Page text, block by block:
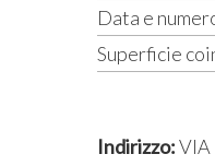
Data e
Superficie
Indirizzo:VIA